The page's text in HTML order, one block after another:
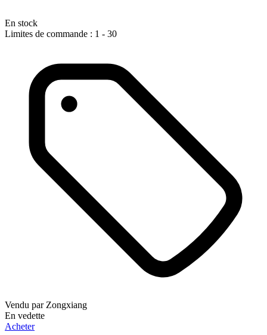
En stock
Limites de commande : 1 - 30
Vendu par Zongxiang
En vedette
Acheter